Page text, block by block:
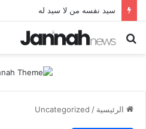
سيد نفسه من لا سيد له
بحث
الرئيسية /
Uncategorized